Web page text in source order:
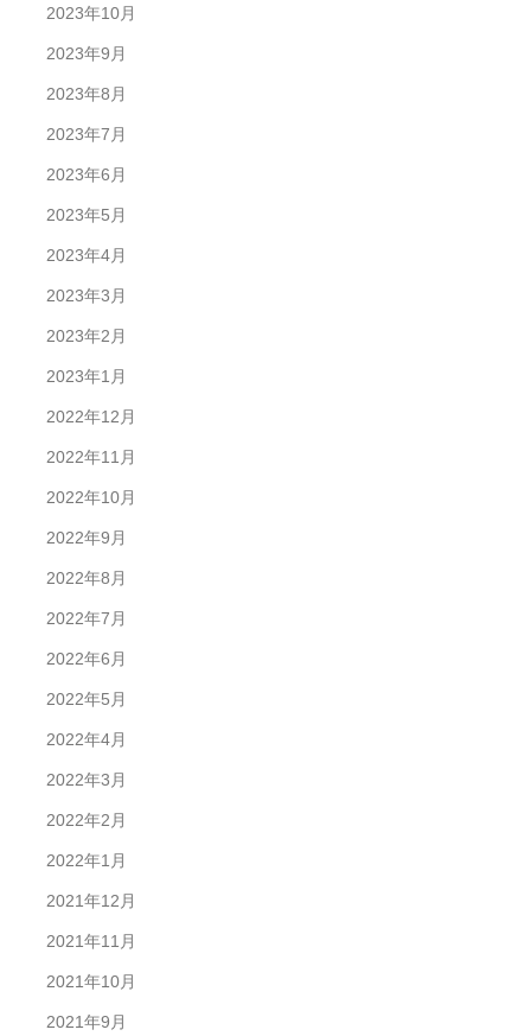
2023年10月
2023年9月
2023年8月
2023年7月
2023年6月
2023年5月
2023年4月
2023年3月
2023年2月
2023年1月
2022年12月
2022年11月
2022年10月
2022年9月
2022年8月
2022年7月
2022年6月
2022年5月
2022年4月
2022年3月
2022年2月
2022年1月
2021年12月
2021年11月
2021年10月
2021年9月